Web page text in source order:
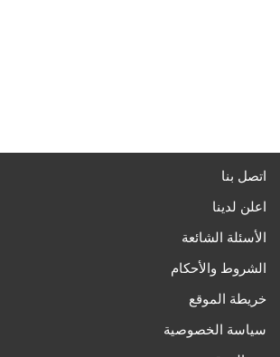
اتصل بنا
اعلن لدينا
الأسئلة الشائعة
الشروط والأحكام
خريطة الموقع
سياسة الخصوصية